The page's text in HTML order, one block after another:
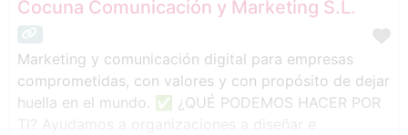
Cocuna Comunicación y Marketing S.L.
Marketing y comunicación digital para empresas
comprometidas, con valores y con propósito de dejar
huella en el mundo. ✅ ¿QUÉ PODEMOS HACER POR